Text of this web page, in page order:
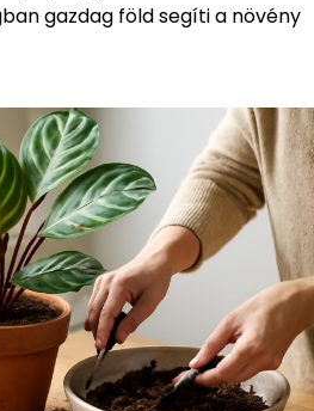
gazdag föld segíti a növény